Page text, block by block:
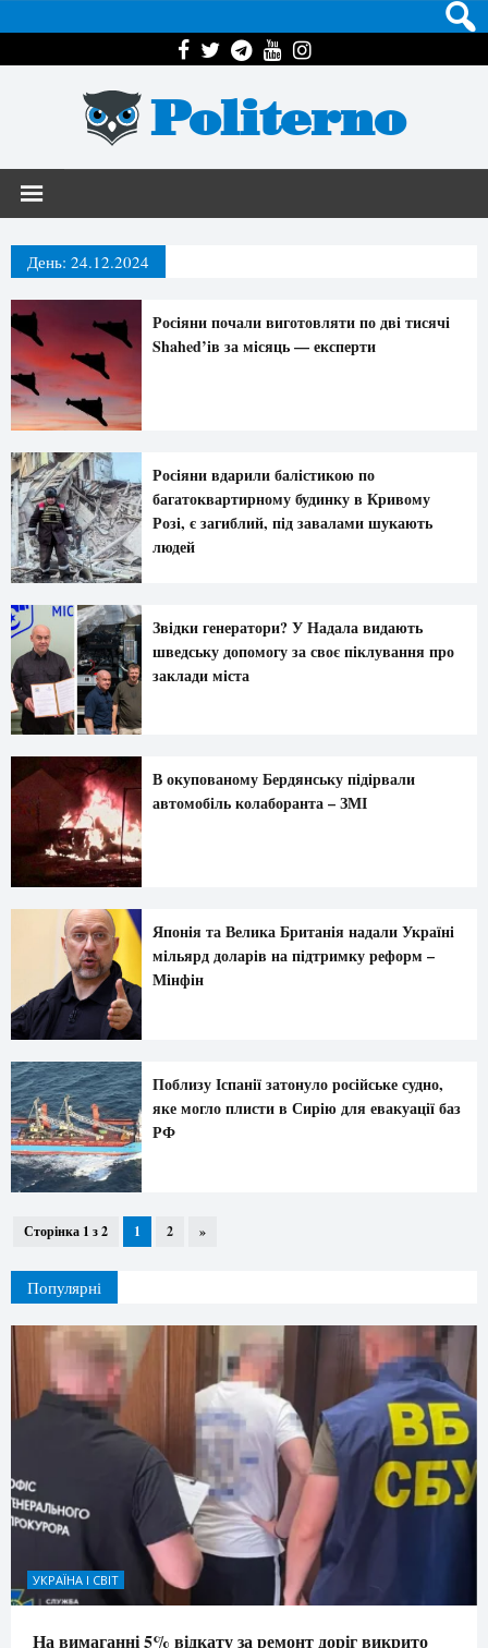
Politerno
День: 24.12.2024
Росіяни почали виготовляти по дві тисячі
Shahed’ів за місяць — експерти
Росіяни вдарили балістикою по
багатоквартирному будинку в Кривому
Розі, є загиблий, під завалами шукають
людей
Звідки генератори? У Надала видають
шведську допомогу за своє піклування про
заклади міста
В окупованому Бердянську підірвали
автомобіль колаборанта – ЗМІ
Японія та Велика Британія надали Україні
мільярд доларів на підтримку реформ –
Мінфін
Поблизу Іспанії затонуло російське судно,
яке могло плисти в Сирію для евакуації баз
РФ
Сторінка 1 з 2 1 2 »
Популярні
УКРАЇНА І СВІТ
На вимаганні 5% відкату за ремонт доріг викрито